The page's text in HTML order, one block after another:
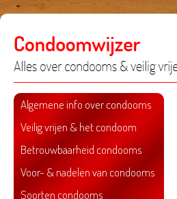
Algemene info over condooms
Veilig vrijen & het condoom
Betrouwbaarheid condooms
Voor- & nadelen van condooms
Soorten condooms